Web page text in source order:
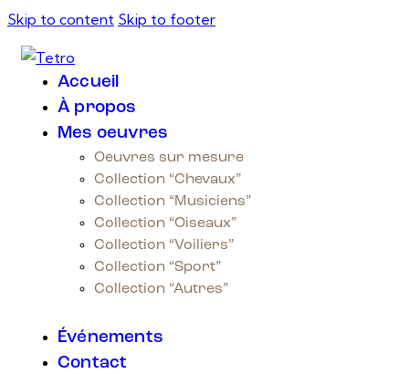
Skip to content Skip to footer
Accueil
À propos
Mes oeuvres
Oeuvres sur mesure
Collection “Chevaux”
Collection “Musiciens”
Collection “Oiseaux”
Collection “Voiliers”
Collection “Sport”
Collection “Autres”
Événements
Contact